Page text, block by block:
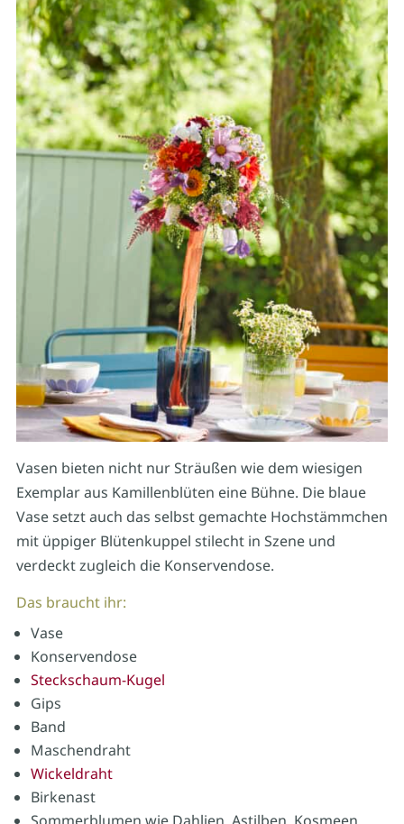
Vasen bieten nicht nur Sträußen wie dem wiesigen
Exemplar aus Kamillenblüten eine Bühne. Die blaue
Vase setzt auch das selbst gemachte Hochstämmchen
mit üppiger Blütenkuppel stilecht in Szene und
verdeckt zugleich die Konservendose.
Das braucht ihr:
Vase
Konservendose
Steckschaum-Kugel
Gips
Band
Maschendraht
Wickeldraht
Birkenast